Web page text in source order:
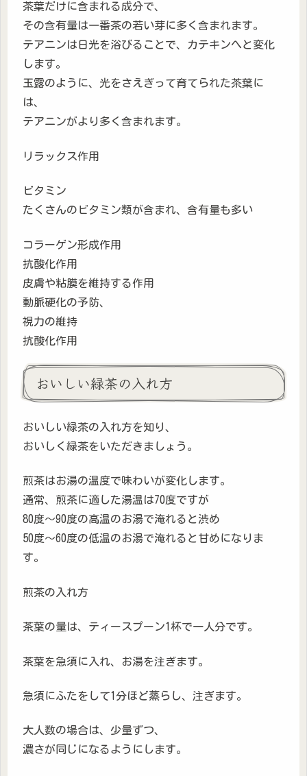
茶葉だけに含まれる成分で、
その含有量は一番茶の若い芽に多く含まれます。
テアニンは日光を浴びることで、カテキンへと変化
します。
玉露のように、光をさえぎって育てられた茶葉に
は、
テアニンがより多く含まれます。
リラックス作用
ビタミン
たくさんのビタミン類が含まれ、含有量も多い
コラーゲン形成作用
抗酸化作用
皮膚や粘膜を維持する作用
動脈硬化の予防、
視力の維持
抗酸化作用
おいしい緑茶の入れ方
おいしい緑茶の入れ方を知り、
おいしく緑茶をいただきましょう。
煎茶はお湯の温度で味わいが変化します。
通常、煎茶に適した湯温は70度ですが
80度～90度の高温のお湯で淹れると渋め
50度～60度の低温のお湯で淹れると甘めになりま
す。
煎茶の入れ方
茶葉の量は、ティースプーン1杯で一人分です。
茶葉を急須に入れ、お湯を注ぎます。
急須にふたをして1分ほど蒸らし、注ぎます。
大人数の場合は、少量ずつ、
濃さが同じになるようにします。